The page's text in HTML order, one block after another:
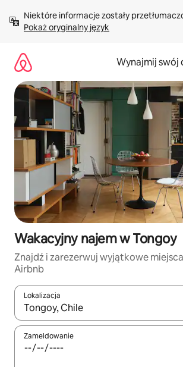
treści Pokaż oryginalny język
Wynajmij swój
Wakacyjny najem w Tongoy
Znajdź i zarezerwuj wyjątkowe
Airbnb
Lokalizacja
Gdy wyniki będą dostępne, możesz
Zameldowanie